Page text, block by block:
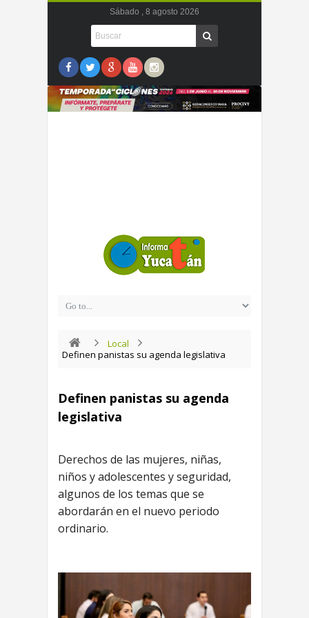
Sábado , 8 agosto 2026
Local
Definen panistas su agenda legislativa
Definen panistas su agenda
legislativa
Derechos de las mujeres, niñas,
niños y adolescentes y seguridad,
algunos de los temas que se
abordarán en el nuevo periodo
ordinario.